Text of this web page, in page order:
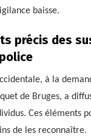
baisse.
précis des
à la
de Bruges, a
Ces éléments
de les reconnaître.